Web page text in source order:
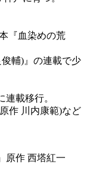
『血染めの荒
輔)』の連載で少
載移行。
作 川内康範)など
原作 西塔紅一